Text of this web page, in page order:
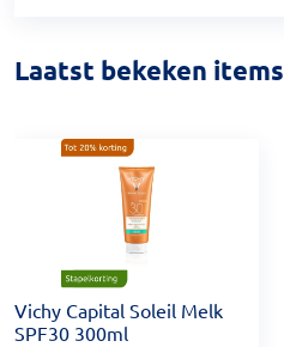
Laatst bekeken items
Vichy Capital Soleil Melk
SPF30 300ml